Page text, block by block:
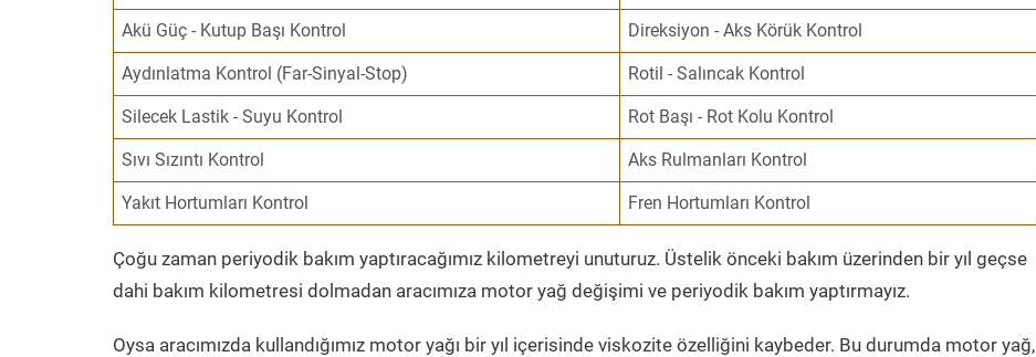
Akü Güç - Kutup Başı Kontrol Direksiyon - Aks Körük Kontrol
Aydınlatma Kontrol (Far-Sinyal-Stop) Rotil - Salıncak Kontrol
Silecek Lastik - Suyu Kontrol Rot Başı - Rot Kolu Kontrol
Sıvı Sızıntı Kontrol Aks Rulmanları Kontrol
Yakıt Hortumları Kontrol Fren Hortumları Kontrol
Çoğu zaman periyodik bakım yaptıracağımız kilometreyi unuturuz. Üstelik önceki bakım üzerinden bir yıl geçse
dahi bakım kilometresi dolmadan aracımıza motor yağ değişimi ve periyodik bakım yaptırmayız.
Oysa aracımızda kullandığımız motor yağı bir yıl içerisinde viskozite özelliğini kaybeder. Bu durumda motor yağ,